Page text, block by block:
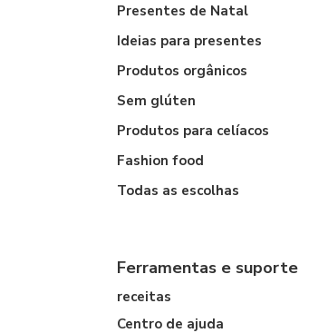
Presentes de Natal
Ideias para presentes
Produtos orgânicos
Sem glúten
Produtos para celíacos
Fashion food
Todas as escolhas
Ferramentas e suporte
receitas
Centro de ajuda